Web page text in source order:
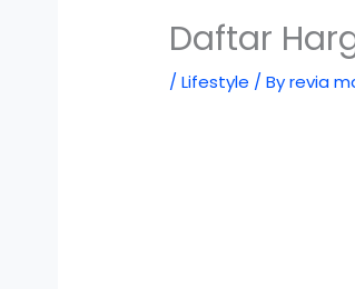
Daftar
/Lifestyle / Byrevia